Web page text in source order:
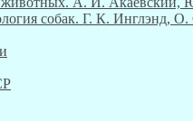
собак. Г. К. Инглэнд, О.